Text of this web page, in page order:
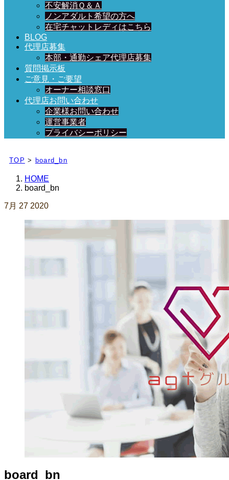
不安解消Ｑ＆Ａ
ノンアダルト希望の方へ
在宅チャットレディはこちら
BLOG
代理店募集
本部・通勤シェア代理店募集
質問掲示板
ご意見・ご要望
オーナー相談窓口
代理店お問い合わせ
企業様お問い合わせ
運営事業者
プライバシーポリシー
TOP > board_bn
HOME
board_bn
7月 27 2020
board_bn